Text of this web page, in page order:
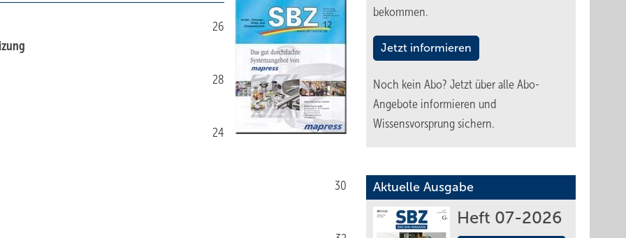
26
28
24
30
bekommen.
Jetzt informieren
Noch kein Abo? Jetzt über alle Abo-
Angebote informieren und
Wissensvorsprung sichern.
Aktuelle Ausgabe
Heft 07-2026